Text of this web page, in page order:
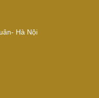
Hà Nội